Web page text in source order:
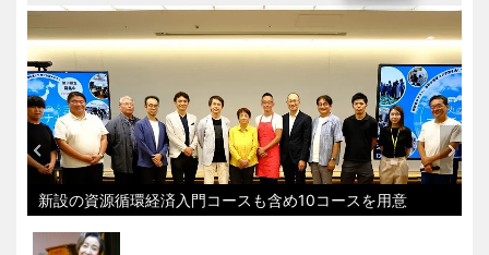
新設の資源循環経済入門コースも含め10コースを用意